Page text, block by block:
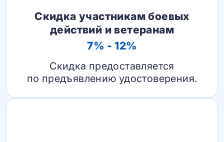
Скидка участникам боевых
действий и ветеранам
7% - 12%
Скидка предоставляется
по предъявлению удостоверения.